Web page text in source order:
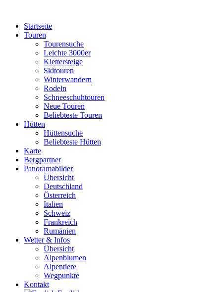
Startseite
Touren
Tourensuche
Leichte 3000er
Klettersteige
Skitouren
Winterwandern
Rodeln
Schneeschuhtouren
Neue Touren
Beliebteste Touren
Hütten
Hüttensuche
Beliebteste Hütten
Karte
Bergpartner
Panoramabilder
Übersicht
Deutschland
Österreich
Italien
Schweiz
Frankreich
Rumänien
Wetter & Infos
Übersicht
Alpenblumen
Alpentiere
Wegpunkte
Kontakt